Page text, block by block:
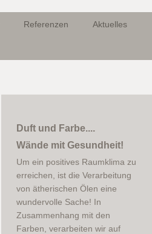
Referenzen Aktuelles
Duft und Farbe....
Wände mit Gesundheit!
Um ein positives Raumklima zu
erreichen, ist die Verarbeitung
von ätherischen Ölen eine
wundervolle Sache! In
Zusammenhang mit den
Farben, verarbeiten wir auf